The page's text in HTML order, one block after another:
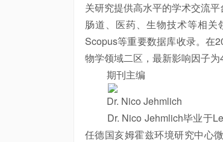
关研究提供高水平的学术交流
肠道、医药、生物技术等相关
Scopus等重要数据库收录。在
物学领域二区，最新影响因子为
期刊主编
Dr. Nico Jehmlich
Dr. Nico Jehmlich毕业于
任德国亥姆霍兹环境研究中心